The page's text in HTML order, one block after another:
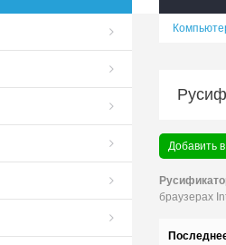
Добавить в
браузерах